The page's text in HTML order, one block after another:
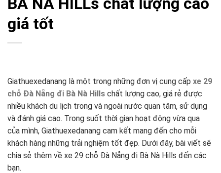
giá tốt
Giathuexedanang là một trong những đơn vị cung cấp xe 29
chỗ Đà Nẵng đi Bà Nà Hills chất lượng cao, giá rẻ được
nhiều khách du lịch trong và ngoài nước quan tâm, sử dụng
và đánh giá cao. Trong suốt thời gian hoạt động vừa qua
của mình, Giathuexedanang cam kết mang đến cho mỗi
khách hàng những trải nghiệm tốt đẹp. Dưới đây, bài viết sẽ
chia sẻ thêm về xe 29 chỗ Đà Nẵng đi Bà Nà Hills đến các
bạn.